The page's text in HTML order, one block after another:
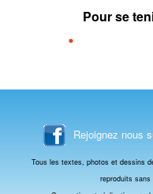
Pour se
Rejoignez nous
Tous les textes, photos et dessins
reproduits